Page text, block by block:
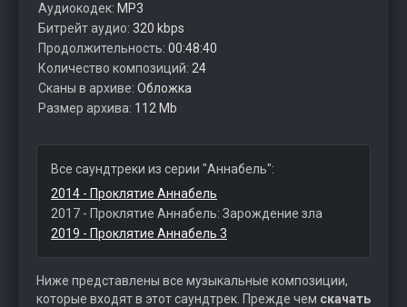
Аудиокодек: MP3
Битрейт аудио: 320 kbps
Продолжительность: 00:48:40
Количество композиций: 24
Сканы в архиве: Обложка
Размер архива: 112 Mb
Все саундтреки из серии "Аннабель":
2014 - Проклятие Аннабель
2017 - Проклятие Аннабель: Зарождение зла
2019 - Проклятие Аннабель 3
Ниже представлены все музыкальные композиции,
которые входят в этот саундтрек. Прежде чем скачать